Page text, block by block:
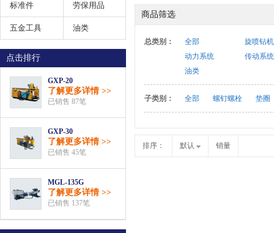
标准件 劳保用品
五金工具 油类
点击排行
GXP-20
了解更多详情 >>
已销售 87笔
GXP-30
了解更多详情 >>
已销售 45笔
MGL-135G
了解更多详情 >>
已销售 137笔
商品筛选
总类别： 全部
旋喷钻机
动力系统
传动系统
油类
子类别： 全部 螺钉螺栓 垫圈
排序： 默认 销量